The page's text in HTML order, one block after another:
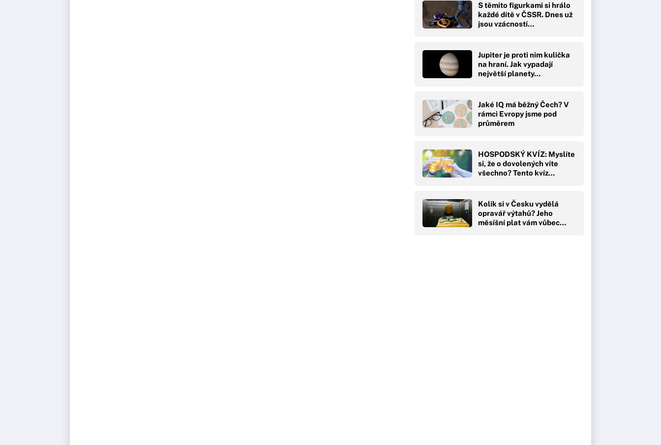
S těmito figurkami si hrálo
každé dítě v ČSSR. Dnes už
jsou vzácností…
Jupiter je proti nim kulička
na hraní. Jak vypadají
největší planety…
Jaké IQ má běžný Čech? V
rámci Evropy jsme pod
průměrem
HOSPODSKÝ KVÍZ: Myslíte
si, že o dovolených víte
všechno? Tento kvíz…
Kolik si v Česku vydělá
opravář výtahů? Jeho
měsíšní plat vám vůbec…